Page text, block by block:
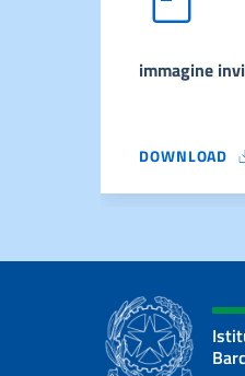
immagine
DOWNLOAD
IMMAGINE